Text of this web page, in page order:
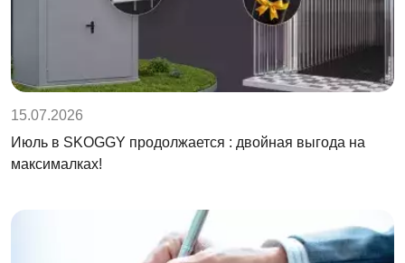
15.07.2026
Июль в SKOGGY продолжается : двойная выгода на
максималках!